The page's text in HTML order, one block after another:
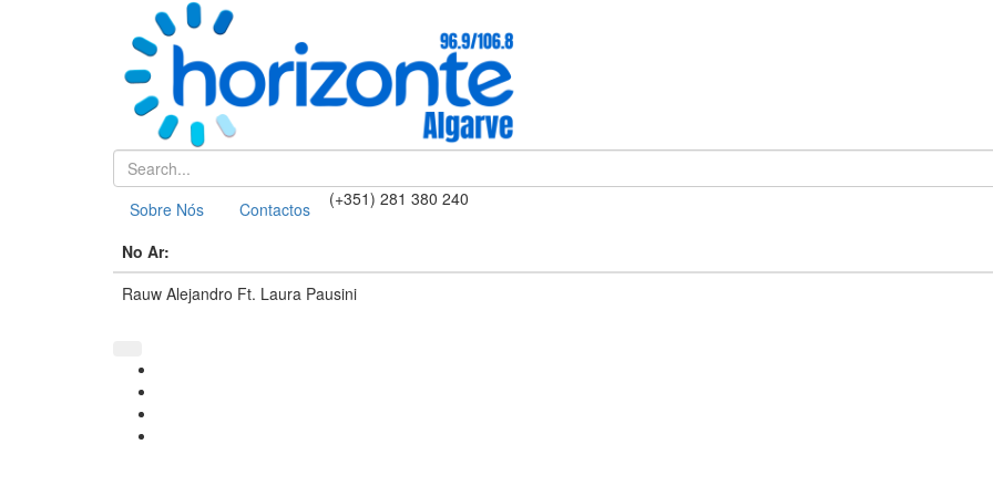
Sobre Nós Contactos (+351) 281 380 240
No Ar:
Rauw Alejandro Ft. Laura Pausini